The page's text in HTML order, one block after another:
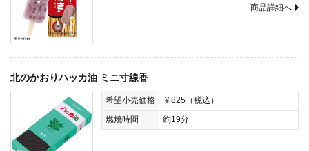
商品詳細へ
北のかおりハッカ油 ミニ寸線香
希望小売価格
￥825（税込）
燃焼時間
約19分